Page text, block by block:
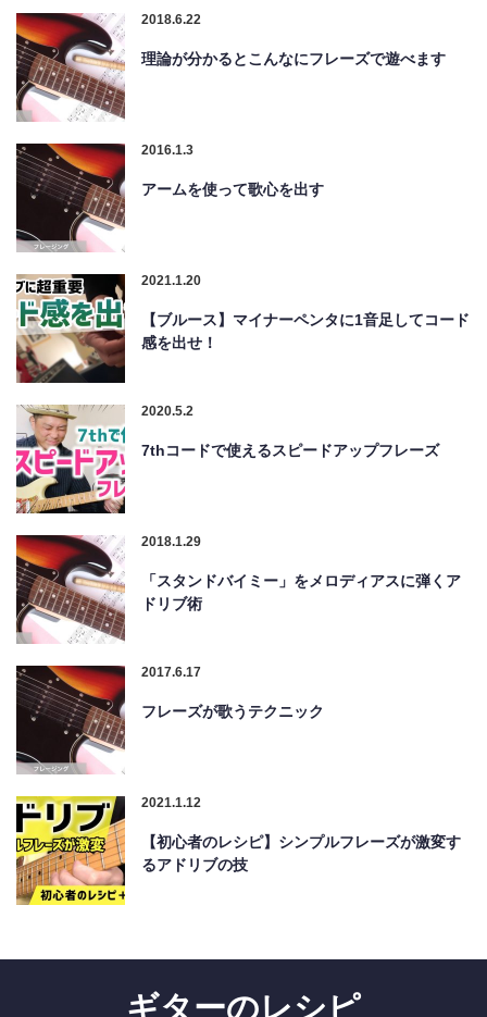
2018.6.22
理論が分かるとこんなにフレーズで遊べます
2016.1.3
アームを使って歌心を出す
2021.1.20
【ブルース】マイナーペンタに1音足してコード
感を出せ！
2020.5.2
7thコードで使えるスピードアップフレーズ
2018.1.29
「スタンドバイミー」をメロディアスに弾くア
ドリブ術
2017.6.17
フレーズが歌うテクニック
2021.1.12
【初心者のレシピ】シンプルフレーズが激変す
るアドリブの技
ギターのレシピ